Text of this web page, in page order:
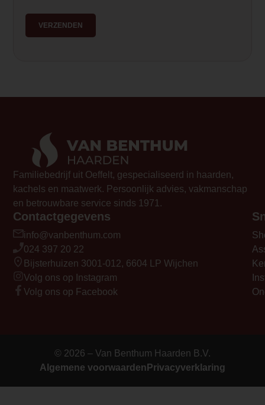
VERZENDEN
Familiebedrijf uit Oeffelt, gespecialiseerd in haarden,
kachels en maatwerk. Persoonlijk advies, vakmanschap
en betrouwbare service sinds 1971.
Contactgegevens
info@vanbenthum.com
024 397 20 22
Bijsterhuizen 3001-012, 6604 LP Wijchen
Volg ons op Instagram
Volg ons op Facebook
© 2026 – Van Benthum Haarden B.V.
Algemene voorwaarden Privacyverklaring